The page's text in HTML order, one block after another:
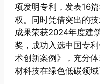
项发明专利，发表16
权。同时凭借突出的
成果荣获2024年度建
奖，成功入选中国专
术创新案例》，充分
材科技在绿色低碳领域